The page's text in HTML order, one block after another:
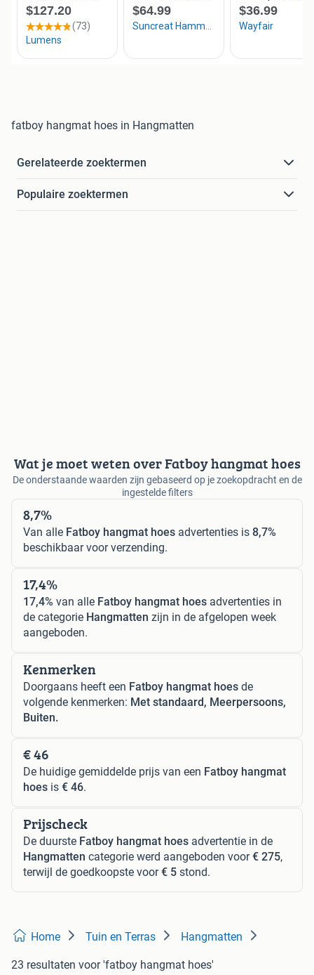
fatboy hangmat hoes in Hangmatten
Gerelateerde zoektermen
Populaire zoektermen
Wat je moet weten over Fatboy hangmat hoes
De onderstaande waarden zijn gebaseerd op je zoekopdracht en de
ingestelde filters
8,7%
Van alle Fatboy hangmat hoes advertenties is 8,7%
beschikbaar voor verzending.
17,4%
17,4% van alle Fatboy hangmat hoes advertenties in
de categorie Hangmatten zijn in de afgelopen week
aangeboden.
Kenmerken
Doorgaans heeft een Fatboy hangmat hoes de
volgende kenmerken: Met standaard, Meerpersoons,
Buiten.
€ 46
De huidige gemiddelde prijs van een Fatboy hangmat
hoes is € 46.
Prijscheck
De duurste Fatboy hangmat hoes advertentie in de
Hangmatten categorie werd aangeboden voor€ 275,
terwijl de goedkoopste voor€ 5 stond.
Home Tuin en Terras Hangmatten
23 resultaten voor 'fatboy hangmat hoes'